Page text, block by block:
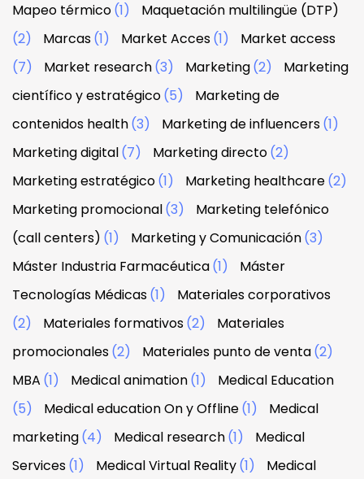
Mapeo térmico(1)
Maquetación multilingüe (DTP)
(2)
Marcas(1) Market Acces(1)
Market access
(7)
Market research(3) Marketing(2)
Marketing
científico y estratégico(5)
Marketing de
contenidos health(3) Marketing de influencers(1)
Marketing digital(7) Marketing directo(2)
Marketing estratégico(1) Marketing healthcare(2)
Marketing promocional(3)
Marketing telefónico
(call centers) (1) Marketing y Comunicación(3)
Máster Industria Farmacéutica(1)
Máster
Tecnologías Médicas(1)
Materiales corporativos
(2)
Materiales formativos(2)
Materiales
promocionales(2) Materiales punto de venta(2)
MBA (1) Medical animation(1)
Medical Education
(5)
Medical education On y Offline(1)
Medical
marketing(4) Medical research(1)
Medical
Services(1) Medical Virtual Reality(1)
Medical